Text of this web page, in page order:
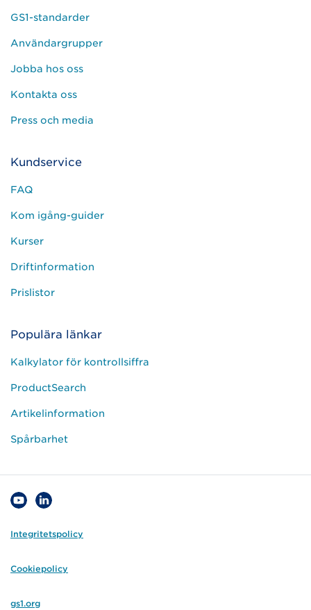
GS1-standarder
Användargrupper
Jobba hos oss
Kontakta oss
Press och media
Kundservice
FAQ
Kom igång-guider
Kurser
Driftinformation
Prislistor
Populära länkar
Kalkylator för kontrollsiffra
ProductSearch
Artikelinformation
Spårbarhet
Integritetspolicy
Cookiepolicy
gs1.org